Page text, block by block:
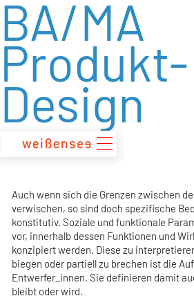
zum
Inhalt
BA/MA
Produkt-
Design
Auch wenn sich die Grenzen zwischen
verwischen, so sind doch spezifische
konstitutiv. Soziale und funktionale
vor, innerhalb dessen Funktionen und
konzipiert werden. Diese zu
biegen oder partiell zu brechen ist die
Entwerfer_innen. Sie definieren damit
bleibt oder wird.